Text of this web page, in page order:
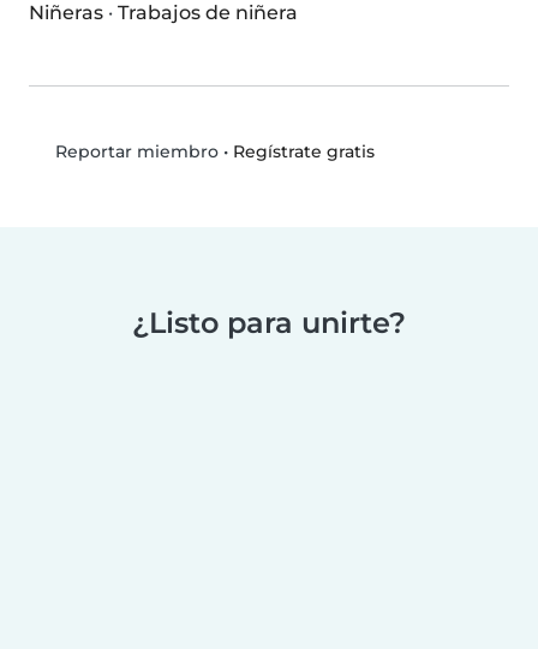
Niñeras · Trabajos de niñera
Reportar miembro• Regístrate gratis
¿Listo para unirte?